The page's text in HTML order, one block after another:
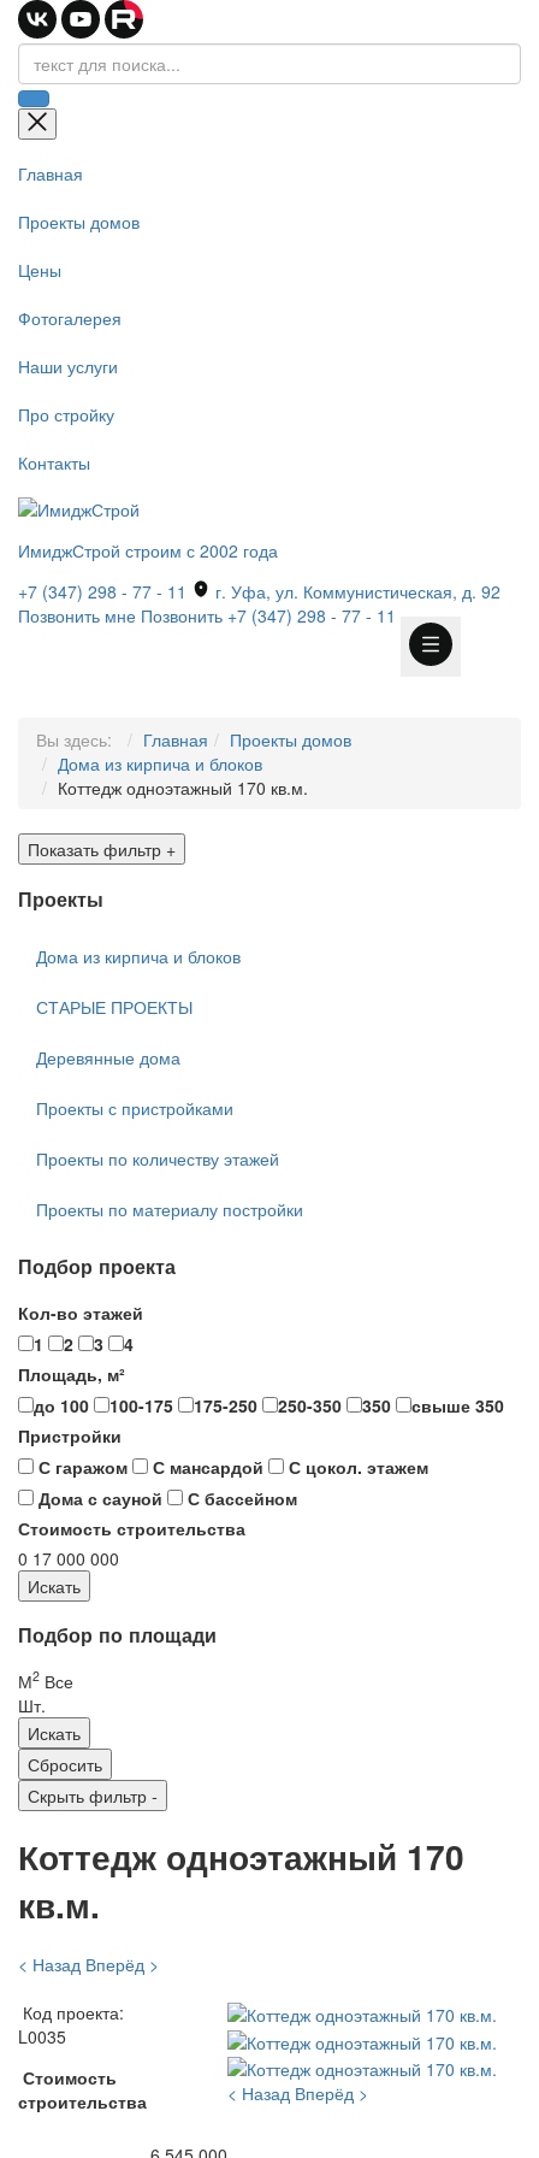
Главная
Проекты домов
Цены
Фотогалерея
Наши услуги
Про стройку
Контакты
ИмиджСтрой строим с 2002 года
+7 (347) 298 - 77 - 11
г. Уфа, ул. Коммунистическая, д. 92
Позвонить мне Позвонить +7 (347) 298 - 77 - 11
Вы здесь: Главная
Проекты домов
Дома из кирпича и блоков
Коттедж одноэтажный 170 кв.м.
Показать фильтр +
Проекты
Дома из кирпича и блоков
СТАРЫЕ ПРОЕКТЫ
Деревянные дома
Проекты с пристройками
Проекты по количеству этажей
Проекты по материалу постройки
Подбор проекта
Кол-во этажей
1
2 3
4
Площадь, м²
до 100
100-175 175-250 250-350 350
свыше 350
Пристройки
С гаражом
С мансардой
С цокол. этажем
Дома с сауной
С бассейном
Стоимость строительства
0 17 000 000
Подбор по площади
М2 Все
Шт.
Скрыть фильтр -
Коттедж одноэтажный 170
кв.м.
< Назад Вперёд >
Код проекта:
L0035
Стоимость
строительства
< Назад Вперёд >